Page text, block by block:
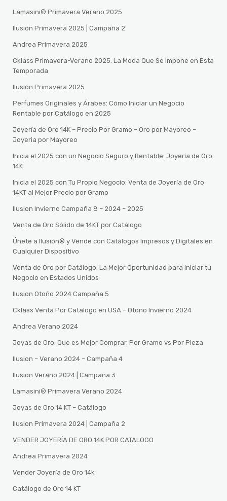
Lamasini® Primavera Verano 2025
Ilusión Primavera 2025 | Campaña 2
Andrea Primavera 2025
Cklass Primavera-Verano 2025: La Moda Que Se Impone en Esta
Temporada
Ilusión Primavera 2025
Perfumes Originales y Árabes: Cómo Iniciar un Negocio
Rentable por Catálogo en 2025
Joyería de Oro 14K – Precio Por Gramo – Oro por Mayoreo –
Joyeria por Mayoreo
Inicia el 2025 con un Negocio Seguro y Rentable: Joyería de Oro
14K
Inicia el 2025 con Tu Propio Negocio: Venta de Joyería de Oro
14KT al Mejor Precio por Gramo
Ilusion Invierno Campaña 8 – 2024 – 2025
Venta de Oro Sólido de 14KT por Catálogo
Únete a Ilusión® y Vende con Catálogos Impresos y Digitales en
Cualquier Dispositivo
Venta de Oro por Catálogo: La Mejor Oportunidad para Iniciar tu
Negocio en Estados Unidos
Ilusion Otoño 2024 Campaña 5
Cklass Venta Por Catalogo en USA – Otono Invierno 2024
Andrea Verano 2024
Joyas de Oro, Que es Mejor Comprar, Por Gramo vs Por Pieza
Ilusion – Verano 2024 – Campaña 4
Ilusion Verano 2024 | Campaña 3
Lamasini®️ Primavera Verano 2024
Joyas de Oro 14 KT – Catálogo
Ilusion Primavera 2024 | Campaña 2
VENDER JOYERÍA DE ORO 14K POR CATALOGO
Andrea Primavera 2024
Vender Joyería de Oro 14k
Catálogo de Oro 14 KT